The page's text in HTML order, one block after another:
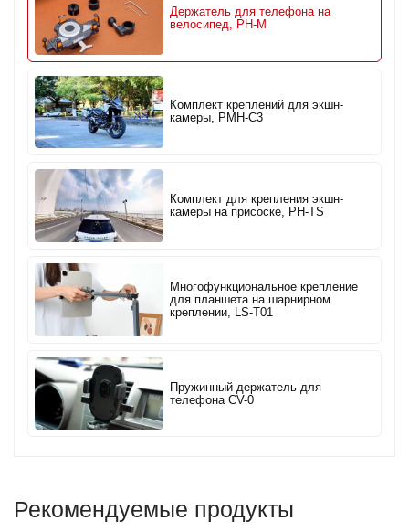
Держатель для телефона на
велосипед, PH-M
Комплект креплений для экшн-
камеры, PMH-C3
Комплект для крепления экшн-
камеры на присоске, PH-TS
Многофункциональное крепление
для планшета на шарнирном
креплении, LS-T01
Пружинный держатель для
телефона CV-0
Рекомендуемые продукты